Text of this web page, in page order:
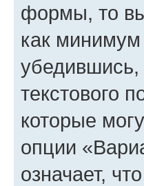
формы, то
как минимум
убедившись,
текстового
которые
опции
означает,